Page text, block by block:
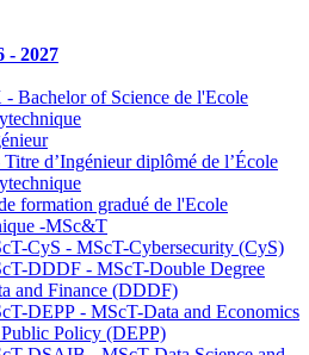
- 2027
Bachelor of Science de l'Ecole
d’Ingénieur diplômé de l’École
formation gradué de l'Ecole
-MSc&T
CyS - MScT-Cybersecurity (CyS)
DDDF - MScT-Double Degree
and Finance (DDDF)
DEPP - MScT-Data and Economics
Policy (DEPP)